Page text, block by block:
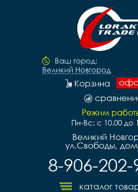
Ваш город:
Великий Новгород
Корзина
Режим
Пн-Вс: с 10.00 до
Великий
ул.Свободы,
8-906-202-
каталог